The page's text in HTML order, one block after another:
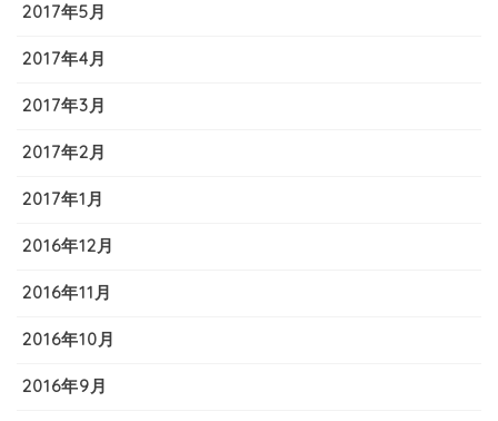
2017年5月
2017年4月
2017年3月
2017年2月
2017年1月
2016年12月
2016年11月
2016年10月
2016年9月